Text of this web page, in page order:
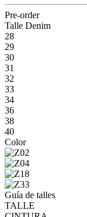
Pre-order
Talle Denim
28
29
30
31
32
33
34
36
38
40
Color
Guía de talles
TALLE